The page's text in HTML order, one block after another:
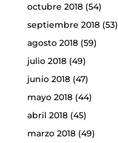
octubre 2018(54)
septiembre 2018(53)
agosto 2018(59)
julio 2018(49)
junio 2018(47)
mayo 2018(44)
abril 2018(45)
marzo 2018(49)